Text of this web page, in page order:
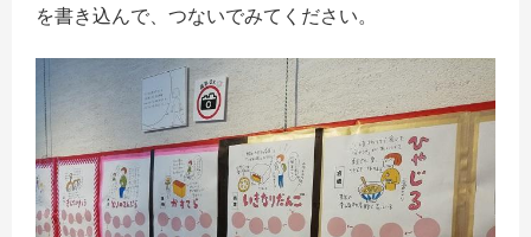
を書き込んで、つないでみてください。